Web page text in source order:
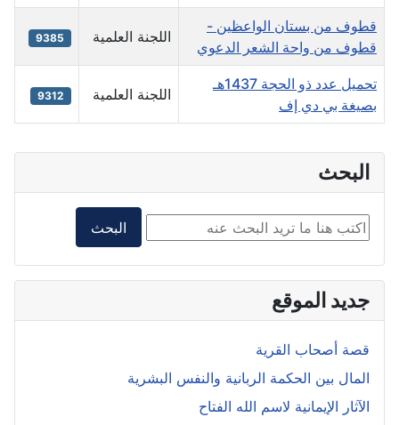
قطوف من بستان الواعظين -
قطوف من واحة الشعر الدعوي
اللجنة العلمية 9385
تحميل عدد ذو الحجة 1437هـ
بصيغة بي دي إف
اللجنة العلمية 9312
البحث
البحث داخل الموقع2
البحث
جديد الموقع
قصة أصحاب القرية
المال بين الحكمة الربانية والنفس البشرية
الآثار الإيمانية لاسم الله الفتاح